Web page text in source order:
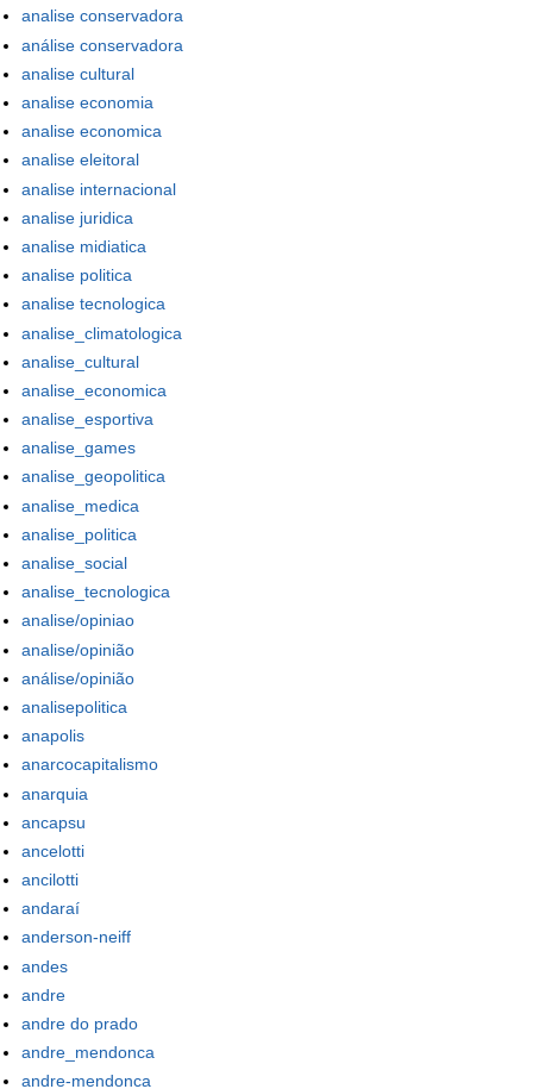
analise conservadora
análise conservadora
analise cultural
analise economia
analise economica
analise eleitoral
analise internacional
analise juridica
analise midiatica
analise politica
analise tecnologica
analise_climatologica
analise_cultural
analise_economica
analise_esportiva
analise_games
analise_geopolitica
analise_medica
analise_politica
analise_social
analise_tecnologica
analise/opiniao
analise/opinião
análise/opinião
analisepolitica
anapolis
anarcocapitalismo
anarquia
ancapsu
ancelotti
ancilotti
andaraí
anderson-neiff
andes
andre
andre do prado
andre_mendonca
andre-mendonca